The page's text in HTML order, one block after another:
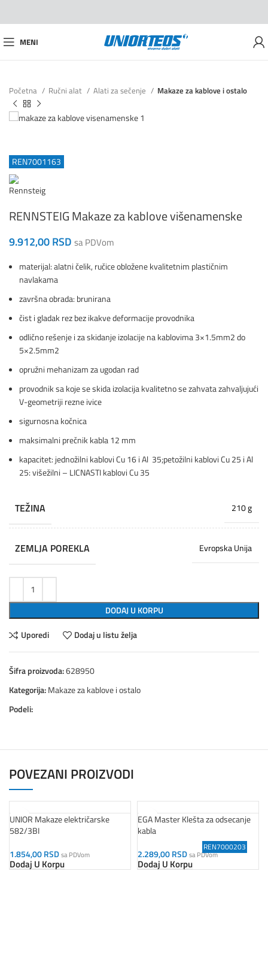
MENI
Početna Ručni alat Alati za sečenje Makaze za kablove i ostalo
REN7001163
RENNSTEIG Makaze za kablove višenamenske
9.912,00RSD sa PDVom
materijal: alatni čelik, ručice obložene kvalitetnim plastičnim
navlakama
završna obrada: brunirana
čist i gladak rez bez ikakve deformacije provodnika
odlično rešenje i za skidanje izolacije na kablovima 3×1.5mm2 do
5×2.5mm2
opružni mehanizam za ugodan rad
provodnik sa koje se skida izolacija kvalitetno se zahvata zahvaljujući
V-geometriji rezne ivice
sigurnosna kočnica
maksimalni prečnik kabla 12 mm
kapacitet: jednožilni kablovi Cu 16 i Al 35;petožilni kablovi Cu 25 i Al
25: višežilni – LICNASTI kablovi Cu 35
TEŽINA 210 g
ZEMLJA POREKLA Evropska Unija
DODAJ U KORPU
Uporedi
Dodaj u listu želja
Šifra proizvoda:628950
Kategorija:Makaze za kablove i ostalo
Podeli:
POVEZANI PROIZVODI
UNIOR Makaze električarske
582/3BI
1.854,00RSDsa PDVom
Dodaj U Korpu
582/3BI
EGA Master Klešta za odsecanje
kabla
2.289,00RSDsa PDVom
Dodaj U Korpu
62284
582/3P
585/6
580/1BI
582/3PR
REN7000203